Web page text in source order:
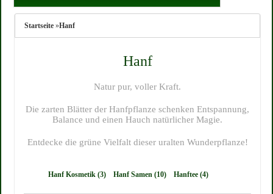
Startseite »Hanf
Hanf
Natur pur, voller Kraft.
Die zarten Blätter der Hanfpflanze schenken Entspannung,
Balance und einen Hauch natürlicher Magie.
Entdecke die grüne Vielfalt dieser uralten Wunderpflanze!
Hanf Kosmetik (3) Hanf Samen (10) Hanftee (4)